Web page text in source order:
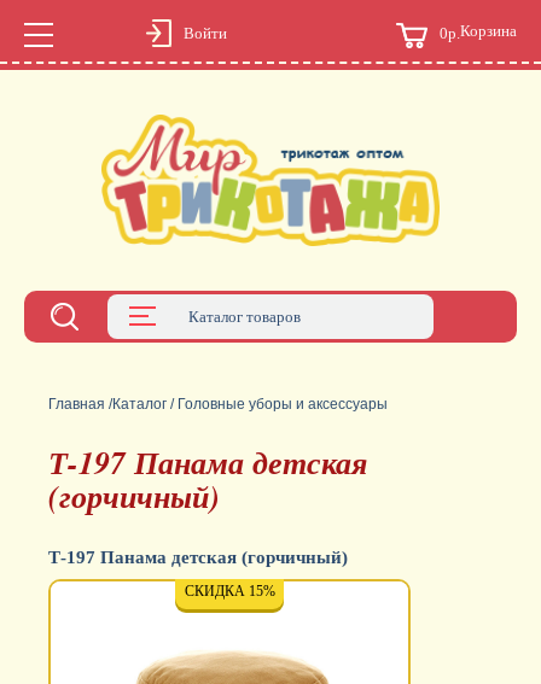
Войти Корзина
0р.
Каталог товаров
Главная /Каталог / Головные уборы и аксессуары
Т-197 Панама детская
(горчичный)
Т-197 Панама детская (горчичный)
СКИДКА 15%